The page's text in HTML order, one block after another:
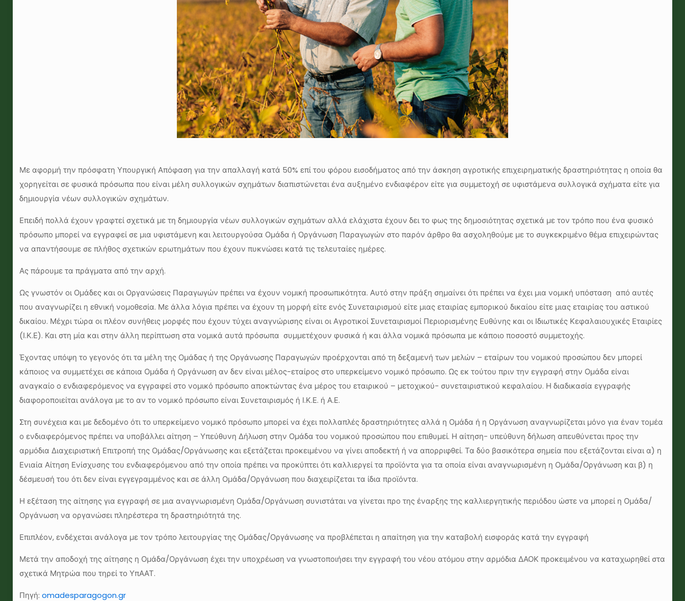
Με αφορμή την πρόσφατη Υπουργική Απόφαση για την απαλλαγή κατά 50% επί του φόρου εισοδήματος από την άσκηση αγροτικής επιχειρηματικής δραστηριότητας η οποία θα
χορηγείται σε φυσικά πρόσωπα που είναι μέλη συλλογικών σχημάτων διαπιστώνεται ένα αυξημένο ενδιαφέρον είτε για συμμετοχή σε υφιστάμενα συλλογικά σχήματα είτε για
δημιουργία νέων συλλογικών σχημάτων.
Επειδή πολλά έχουν γραφτεί σχετικά με τη δημιουργία νέων συλλογικών σχημάτων αλλά ελάχιστα έχουν δει το φως της δημοσιότητας σχετικά με τον τρόπο που ένα φυσικό
πρόσωπο μπορεί να εγγραφεί σε μια υφιστάμενη και λειτουργούσα Ομάδα ή Οργάνωση Παραγωγών στο παρόν άρθρο θα ασχοληθούμε με το συγκεκριμένο θέμα επιχειρώντας
να απαντήσουμε σε πλήθος σχετικών ερωτημάτων που έχουν πυκνώσει κατά τις τελευταίες ημέρες.
Ας πάρουμε τα πράγματα από την αρχή.
Ως γνωστόν οι Ομάδες και οι Οργανώσεις Παραγωγών πρέπει να έχουν νομική προσωπικότητα. Αυτό στην πράξη σημαίνει ότι πρέπει να έχει μια νομική υπόσταση από αυτές
που αναγνωρίζει η εθνική νομοθεσία. Με άλλα λόγια πρέπει να έχουν τη μορφή είτε ενός Συνεταιρισμού είτε μιας εταιρίας εμπορικού δικαίου είτε μιας εταιρίας του αστικού
δικαίου. Μέχρι τώρα οι πλέον συνήθεις μορφές που έχουν τύχει αναγνώρισης είναι οι Αγροτικοί Συνεταιρισμοί Περιορισμένης Ευθύνης και οι Ιδιωτικές Κεφαλαιουχικές Εταιρίες
(Ι.Κ.Ε). Και στη μία και στην άλλη περίπτωση στα νομικά αυτά πρόσωπα συμμετέχουν φυσικά ή και άλλα νομικά πρόσωπα με κάποιο ποσοστό συμμετοχής.
Έχοντας υπόψη το γεγονός ότι τα μέλη της Ομάδας ή της Οργάνωσης Παραγωγών προέρχονται από τη δεξαμενή των μελών – εταίρων του νομικού προσώπου δεν μπορεί
κάποιος να συμμετέχει σε κάποια Ομάδα ή Οργάνωση αν δεν είναι μέλος-εταίρος στο υπερκείμενο νομικό πρόσωπο. Ως εκ τούτου πριν την εγγραφή στην Ομάδα είναι
αναγκαίο ο ενδιαφερόμενος να εγγραφεί στο νομικό πρόσωπο αποκτώντας ένα μέρος του εταιρικού – μετοχικού- συνεταιριστικού κεφαλαίου. Η διαδικασία εγγραφής
διαφοροποιείται ανάλογα με το αν το νομικό πρόσωπο είναι Συνεταιρισμός ή Ι.Κ.Ε. ή Α.Ε.
Στη συνέχεια και με δεδομένο ότι το υπερκείμενο νομικό πρόσωπο μπορεί να έχει πολλαπλές δραστηριότητες αλλά η Ομάδα ή η Οργάνωση αναγνωρίζεται μόνο για έναν τομέα
ο ενδιαφερόμενος πρέπει να υποβάλλει αίτηση – Υπεύθυνη Δήλωση στην Ομάδα του νομικού προσώπου που επιθυμεί. Η αίτηση- υπεύθυνη δήλωση απευθύνεται προς την
αρμόδια Διαχειριστική Επιτροπή της Ομάδας/Οργάνωσης και εξετάζεται προκειμένου να γίνει αποδεκτή ή να απορριφθεί. Τα δύο βασικότερα σημεία που εξετάζονται είναι α) η
Ενιαία Αίτηση Ενίσχυσης του ενδιαφερόμενου από την οποία πρέπει να προκύπτει ότι καλλιεργεί τα προϊόντα για τα οποία είναι αναγνωρισμένη η Ομάδα/Οργάνωση και β) η
δέσμευσή του ότι δεν είναι εγγεγραμμένος και σε άλλη Ομάδα/Οργάνωση που διαχειρίζεται τα ίδια προϊόντα.
Η εξέταση της αίτησης για εγγραφή σε μια αναγνωρισμένη Ομάδα/Οργάνωση συνιστάται να γίνεται προ της έναρξης της καλλιεργητικής περιόδου ώστε να μπορεί η Ομάδα/
Οργάνωση να οργανώσει πληρέστερα τη δραστηριότητά της.
Επιπλέον, ενδέχεται ανάλογα με τον τρόπο λειτουργίας της Ομάδας/Οργάνωσης να προβλέπεται η απαίτηση για την καταβολή εισφοράς κατά την εγγραφή
Μετά την αποδοχή της αίτησης η Ομάδα/Οργάνωση έχει την υποχρέωση να γνωστοποιήσει την εγγραφή του νέου ατόμου στην αρμόδια ΔΑΟΚ προκειμένου να καταχωρηθεί στα
σχετικά Μητρώα που τηρεί το ΥπΑΑΤ.
Πηγή: omadesparagogon.gr